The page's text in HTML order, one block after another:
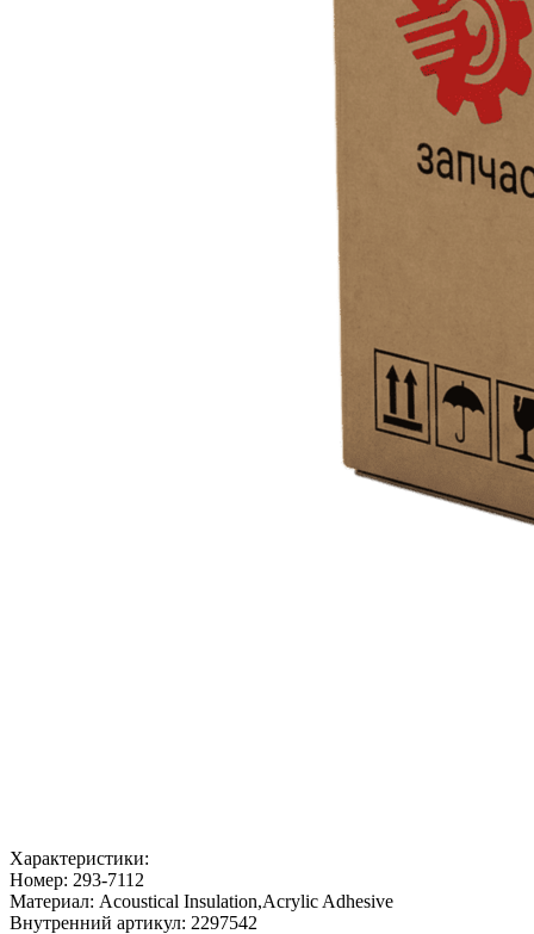
Характеристики:
Номер: 293-7112
Материал: Acoustical Insulation,Acrylic Adhesive
Внутренний артикул: 2297542